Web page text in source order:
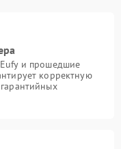
и прошедшие
корректную